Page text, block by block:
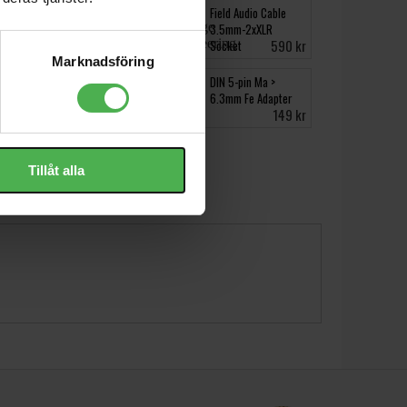
Marknadsföring
Tillåt alla
DIN to Same
Field Audio Cable
3.5mm-2xXLR
Socket
590 kr
Bubbletron EXL GO
2590 kr
DIN 5-pin Ma >
6.3mm Fe Adapter
149 kr